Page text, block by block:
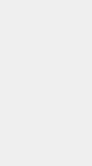
E.3740